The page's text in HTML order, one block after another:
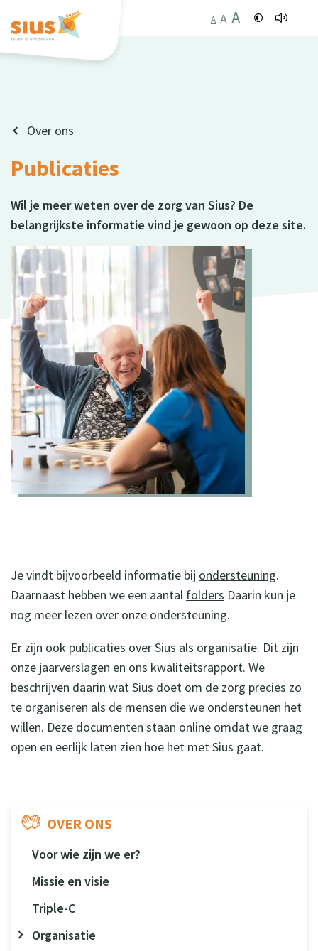
A A A
OVER ONS
Voor wie zijn we er?
Missie en visie
Triple-C
Organisatie
Over ons
Publicaties
Wil je meer weten over de zorg van Sius? De
belangrijkste informatie vind je gewoon op deze site.
Je vindt bijvoorbeeld informatie bij ondersteuning.
Daarnaast hebben we een aantal folders Daarin kun je
nog meer lezen over onze ondersteuning.
Er zijn ook publicaties over Sius als organisatie. Dit zijn
onze jaarverslagen en ons kwaliteitsrapport. We
beschrijven daarin wat Sius doet om de zorg precies zo
te organiseren als de mensen die we ondersteunen het
willen. Deze documenten staan online omdat we graag
open en eerlijk laten zien hoe het met Sius gaat.